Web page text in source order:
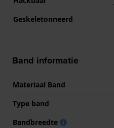
Geskeletonneerd
Band informatie
Materiaal Band
Type band
Bandbreedte